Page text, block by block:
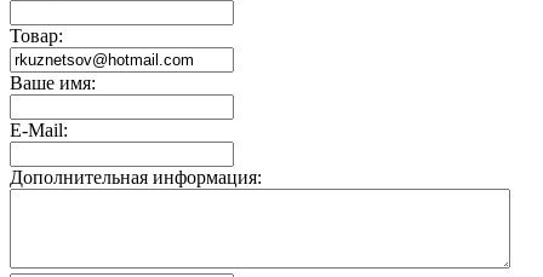
Товар:
Ваше имя:
E-Mail:
Дополнительная информация: